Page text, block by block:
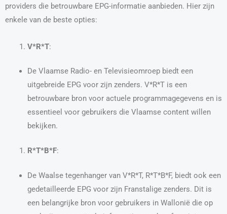
providers die betrouwbare EPG-informatie aanbieden. Hier zijn
enkele van de beste opties:
V*R*T:
De Vlaamse Radio- en Televisieomroep biedt een
uitgebreide EPG voor zijn zenders. V*R*T is een
betrouwbare bron voor actuele programmagegevens en is
essentieel voor gebruikers die Vlaamse content willen
bekijken.
R*T*B*F:
De Waalse tegenhanger van V*R*T, R*T*B*F, biedt ook een
gedetailleerde EPG voor zijn Franstalige zenders. Dit is
een belangrijke bron voor gebruikers in Wallonië die op